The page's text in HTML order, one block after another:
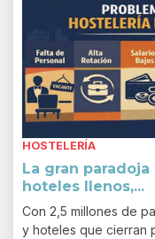
HOSTELERÍA
La gran
hoteles llenos,...
Con 2,5 millones de
y hoteles que cierran